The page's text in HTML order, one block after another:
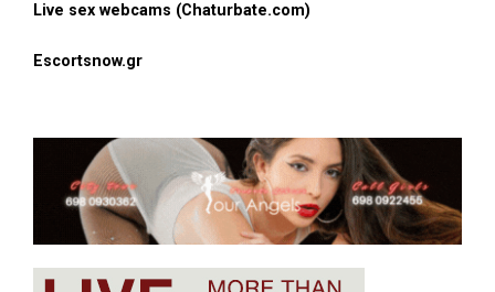
Live sex webcams (Chaturbate.com)
Escortsnow.gr